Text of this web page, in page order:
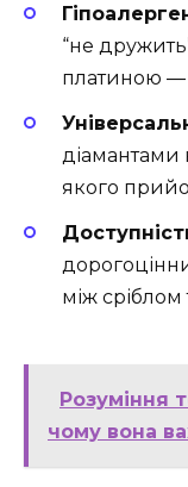
“не
платиною
діамантами
якого
між
Розуміння
чому вона